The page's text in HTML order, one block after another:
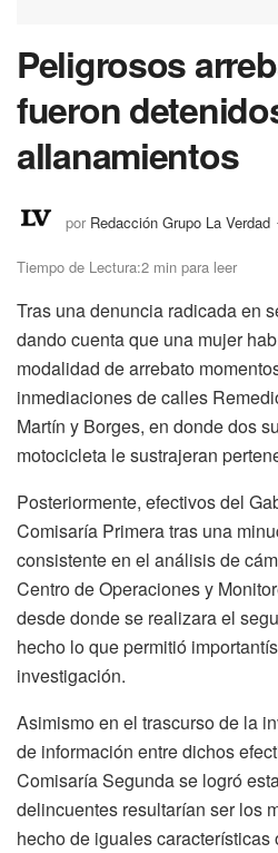
Peligrosos
fueron
allanamientos
por Redacción Grupo La Verdad
Tiempo de Lectura:2 min para leer
Tras una denuncia radicada en
dando cuenta que una mujer
modalidad de arrebato
inmediaciones de calles
Martín y Borges, en donde dos
motocicleta le sustrajeran
Posteriormente, efectivos del
Comisaría Primera tras una
consistente en el análisis de
Centro de Operaciones y
desde donde se realizara el
hecho lo que permitió
investigación.
Asimismo en el trascurso de la
de información entre dichos
Comisaría Segunda se logró
delincuentes resultarían ser los
hecho de iguales características